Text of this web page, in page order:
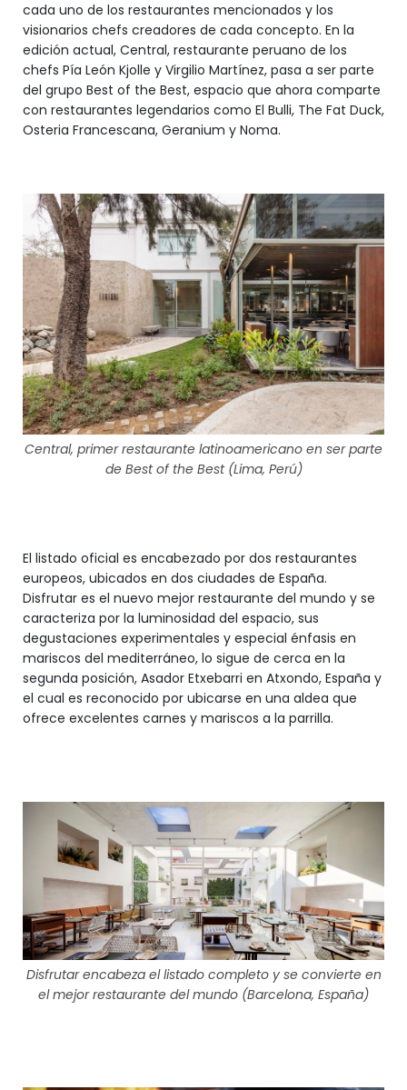
cada uno de los restaurantes mencionados y los
visionarios chefs creadores de cada concepto. En la
edición actual, Central, restaurante peruano de los
chefs Pía León Kjolle y Virgilio Martínez, pasa a ser parte
del grupo Best of the Best, espacio que ahora comparte
con restaurantes legendarios como El Bulli, The Fat Duck,
Osteria Francescana, Geranium y Noma.
Central, primer restaurante latinoamericano en ser parte
de Best of the Best (Lima, Perú)
El listado oficial es encabezado por dos restaurantes
europeos, ubicados en dos ciudades de España.
Disfrutar es el nuevo mejor restaurante del mundo y se
caracteriza por la luminosidad del espacio, sus
degustaciones experimentales y especial énfasis en
mariscos del mediterráneo, lo sigue de cerca en la
segunda posición, Asador Etxebarri en Atxondo, España y
el cual es reconocido por ubicarse en una aldea que
ofrece excelentes carnes y mariscos a la parrilla.
Disfrutar encabeza el listado completo y se convierte en
el mejor restaurante del mundo (Barcelona, España)